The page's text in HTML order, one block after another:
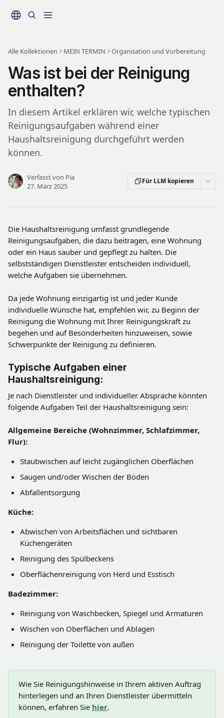
Alle Kollektionen MEIN TERMIN Organisation und Vorbereitung
Was ist bei der Reinigung
enthalten?
In diesem Artikel erklären wir, welche typischen
Reinigungsaufgaben während einer
Haushaltsreinigung durchgeführt werden
können.
Verfasst von Pia
27. März 2025
Für LLM kopieren
Die Haushaltsreinigung umfasst grundlegende
Reinigungsaufgaben, die dazu beitragen, eine Wohnung
oder ein Haus sauber und gepflegt zu halten. Die
selbstständigen Dienstleister entscheiden individuell,
welche Aufgaben sie übernehmen.
Da jede Wohnung einzigartig ist und jeder Kunde
individuelle Wünsche hat, empfehlen wir, zu Beginn der
Reinigung die Wohnung mit Ihrer Reinigungskraft zu
begehen und auf Besonderheiten hinzuweisen, sowie
Schwerpunkte der Reinigung zu definieren.
Typische Aufgaben einer
Haushaltsreinigung:
Je nach Dienstleister und individueller Absprache könnten
folgende Aufgaben Teil der Haushaltsreinigung sein:
Allgemeine Bereiche (Wohnzimmer, Schlafzimmer,
Flur):
Staubwischen auf leicht zugänglichen Oberflächen
Saugen und/oder Wischen der Böden
Abfallentsorgung
Küche:
Abwischen von Arbeitsflächen und sichtbaren
Küchengeräten
Reinigung des Spülbeckens
Oberflächenreinigung von Herd und Esstisch
Badezimmer:
Reinigung von Waschbecken, Spiegel und Armaturen
Wischen von Oberflächen und Ablagen
Reinigung der Toilette von außen
Wie Sie Reinigungshinweise in Ihrem aktiven Auftrag
hinterlegen und an Ihren Dienstleister übermitteln
können, erfahren Sie hier.